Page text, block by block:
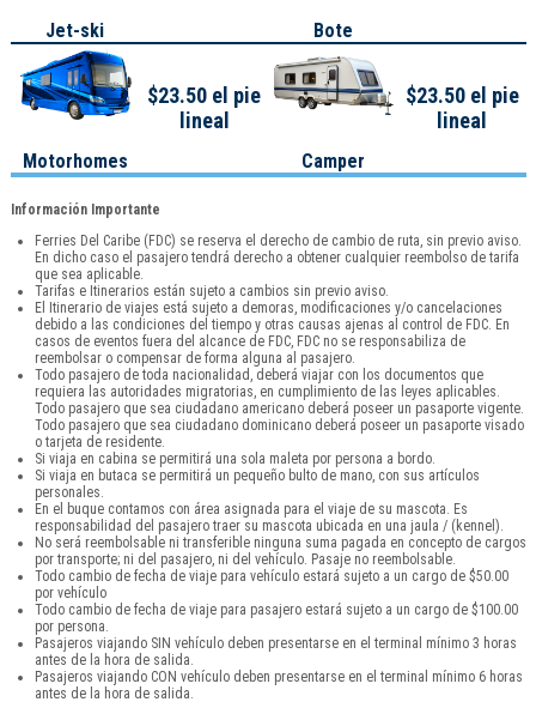
Jet-ski Bote
Motorhomes
$23.50 el pie
lineal
Camper
$23.50 el pie
lineal
Información Importante
Ferries Del Caribe (FDC) se reserva el derecho de cambio de ruta, sin previo aviso.
En dicho caso el pasajero tendrá derecho a obtener cualquier reembolso de tarifa
que sea aplicable.
Tarifas e Itinerarios están sujeto a cambios sin previo aviso.
El Itinerario de viajes está sujeto a demoras, modificaciones y/o cancelaciones
debido a las condiciones del tiempo y otras causas ajenas al control de FDC. En
casos de eventos fuera del alcance de FDC, FDC no se responsabiliza de
reembolsar o compensar de forma alguna al pasajero.
Todo pasajero de toda nacionalidad, deberá viajar con los documentos que
requiera las autoridades migratorias, en cumplimiento de las leyes aplicables.
Todo pasajero que sea ciudadano americano deberá poseer un pasaporte vigente.
Todo pasajero que sea ciudadano dominicano deberá poseer un pasaporte visado
o tarjeta de residente.
Si viaja en cabina se permitirá una sola maleta por persona a bordo.
Si viaja en butaca se permitirá un pequeño bulto de mano, con sus artículos
personales.
En el buque contamos con área asignada para el viaje de su mascota. Es
responsabilidad del pasajero traer su mascota ubicada en una jaula / (kennel).
No será reembolsable ni transferible ninguna suma pagada en concepto de cargos
por transporte; ni del pasajero, ni del vehículo. Pasaje no reembolsable.
Todo cambio de fecha de viaje para vehículo estará sujeto a un cargo de $50.00
por vehículo
Todo cambio de fecha de viaje para pasajero estará sujeto a un cargo de $100.00
por persona.
Pasajeros viajando SIN vehículo deben presentarse en el terminal mínimo 3 horas
antes de la hora de salida.
Pasajeros viajando CON vehículo deben presentarse en el terminal mínimo 6 horas
antes de la hora de salida.